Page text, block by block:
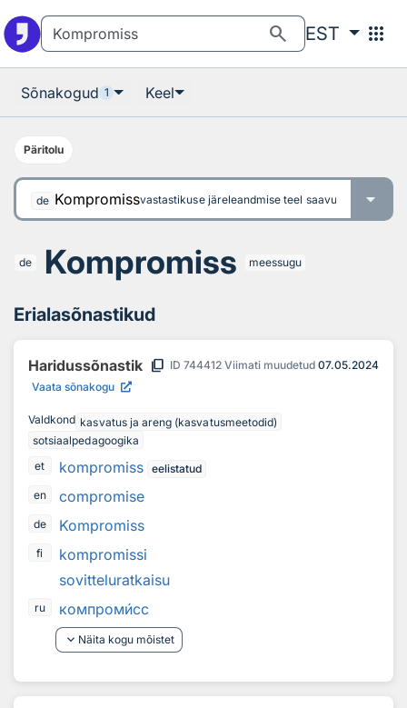
search EST apps
Sõnakogud 1 Keel
Päritolu
de Kompromissvastastikuse järeleandmise teel saavutatud
de Kompromiss meessugu
Erialasõnastikud
Haridussõnastik content_copy ID 744412 Viimati muudetud 07.05.2024
Vaata sõnakogu
Valdkond kasvatus ja areng (kasvatusmeetodid)
sotsiaalpedagoogika
et
kompromiss eelistatud
en
compromise
de Kompromiss
fi
kompromissi
sovitteluratkaisu
ru компромисс
keyboard_arrow_down Näita kogu mõistet